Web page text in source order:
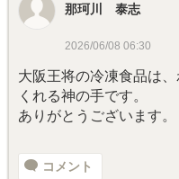
那珂川 泰志
2026/06/08 06:30
大阪王将の冷凍食品は
くれる神の手です。
ありがとうございます。
コメント